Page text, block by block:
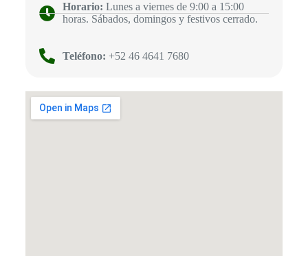
Horario: Lunes a viernes de 9:00 a 15:00
horas. Sábados, domingos y festivos cerrado.
Teléfono: +52 46 4641 7680